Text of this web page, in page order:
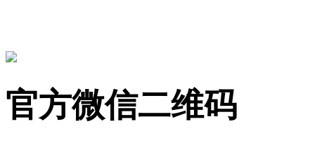
官方微信二维码